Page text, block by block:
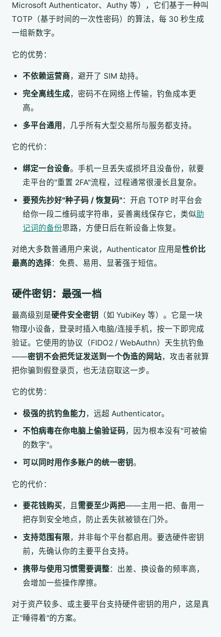
Microsoft Authenticator、Authy 等），它们基于一种叫
TOTP（基于时间的一次性密码）的算法，每 30 秒生成
一组新数字。
它的优势：
不依赖运营商，避开了 SIM 劫持。
完全离线生成，密码不在网络上传输，钓鱼成本更
高。
多平台通用 ，几乎所有大型交易所与服务都支持。
它的代价：
绑定一台设备。手机一旦丢失或损坏且没备份，就要
走平台的"重置 2FA"流程，过程通常很漫长且复杂。
要预先抄好"种子码 / 恢复码"：开启 TOTP 时平台会
给你一段二维码或字符串，妥善离线保存它，类似助
记词的备份思路，方便日后在新设备上恢复。
对绝大多数普通用户来说，Authenticator 应用是性价比
最高的选择：免费、易用、显著强于短信。
硬件密钥：最强一档
最高级别是硬件安全密钥
（如 YubiKey 等）。它是一块
物理小设备，登录时插入电脑/连接手机，按一下即完成
验证。它使用的协议（FIDO2 / WebAuthn）天生抗钓鱼
——密钥不会把凭证发送到一个伪造的网站，攻击者就算
把你骗到假登录页，也无法窃取这一步。
它的优势：
极强的抗钓鱼能力，远超 Authenticator。
不怕病毒在你电脑上偷验证码，因为根本没有"可被偷
的数字"。
可以同时用作多账户的统一密钥。
它的代价：
要花钱购买，且需要至少两把——主用一把、备用一
把存到安全地点，防止丢失就被锁在门外。
支持范围有限，并非每个平台都启用。要选硬件密钥
前，先确认你的主要平台支持。
携带与使用习惯需要调整：出差、换设备的频率高，
会增加一些操作摩擦。
对于资产较多、或主要平台支持硬件密钥的用户，这是真
正"睡得着"的方案。